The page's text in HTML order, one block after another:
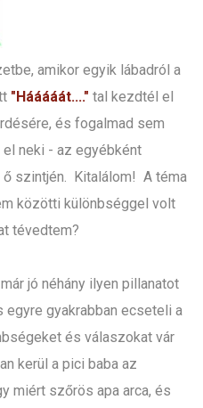
amikor egyik lábadról a
"Hááááát...." tal kezdtél el
és fogalmad sem
neki - az egyébként
szintjén. Kitalálom! A téma
közötti különbséggel volt
tévedtem?
jó néhány ilyen pillanatot
gyakrabban ecseteli a
és válaszokat vár
kerül a pici baba az
miért szőrös apa arca, és